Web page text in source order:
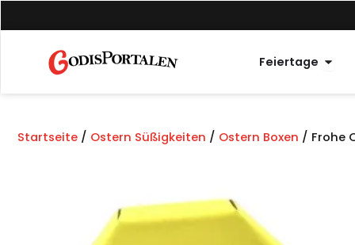
Inhalt
springen
Feiertage
Startseite / Ostern Süßigkeiten / Ostern Boxen / Frohe